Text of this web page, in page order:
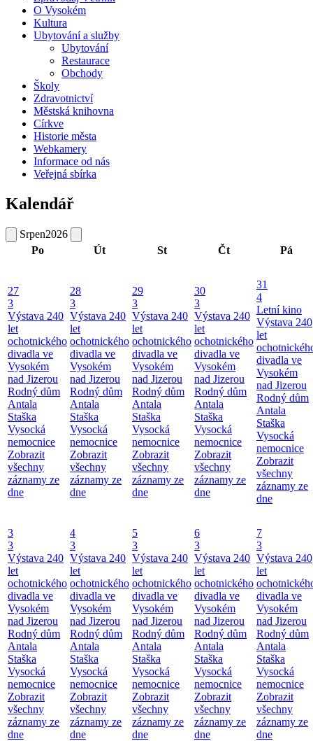
O Vysokém
Kultura
Ubytování a služby
Ubytování
Restaurace
Obchody
Školy
Zdravotnictví
Městská knihovna
Církve
Historie města
Webkamery
Informace od nás
Veřejná sbírka
Kalendář
Srpen2026
Po
Út St Čt Pá
27
3
Výstava 240
let
ochotnického
divadla ve
Vysokém
nad Jizerou
Rodný dům
Antala
Staška
Vysocká
nemocnice
Zobrazit
všechny
záznamy ze
dne
28
3
Výstava 240
let
ochotnického
divadla ve
Vysokém
nad Jizerou
Rodný dům
Antala
Staška
Vysocká
nemocnice
Zobrazit
všechny
záznamy ze
dne
29
3
Výstava 240
let
ochotnického
divadla ve
Vysokém
nad Jizerou
Rodný dům
Antala
Staška
Vysocká
nemocnice
Zobrazit
všechny
záznamy ze
dne
30
3
Výstava 240
let
ochotnického
divadla ve
Vysokém
nad Jizerou
Rodný dům
Antala
Staška
Vysocká
nemocnice
Zobrazit
všechny
záznamy ze
dne
31
4
Letní kino
Výstava 240
let
divadla ve
Vysokém
nad Jizerou
Rodný dům
Antala
Staška
Vysocká
nemocnice
Zobrazit
všechny
záznamy ze
dne
3
3
Výstava 240
let
ochotnického
divadla ve
Vysokém
nad Jizerou
Rodný dům
Antala
Staška
Vysocká
nemocnice
Zobrazit
všechny
záznamy ze
dne
4
3
Výstava 240
let
ochotnického
divadla ve
Vysokém
nad Jizerou
Rodný dům
Antala
Staška
Vysocká
nemocnice
Zobrazit
všechny
záznamy ze
dne
5
3
Výstava 240
let
ochotnického
divadla ve
Vysokém
nad Jizerou
Rodný dům
Antala
Staška
Vysocká
nemocnice
Zobrazit
všechny
záznamy ze
dne
6
3
Výstava 240
let
ochotnického
divadla ve
Vysokém
nad Jizerou
Rodný dům
Antala
Staška
Vysocká
nemocnice
Zobrazit
všechny
záznamy ze
dne
7
3
Výstava 240
let
divadla ve
Vysokém
nad Jizerou
Rodný dům
Antala
Staška
Vysocká
nemocnice
Zobrazit
všechny
záznamy ze
dne